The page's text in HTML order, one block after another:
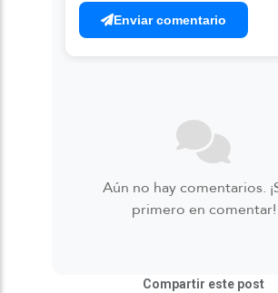
Enviar comentario
Aún no hay comentarios.
primero en comentar!
Compartir este post